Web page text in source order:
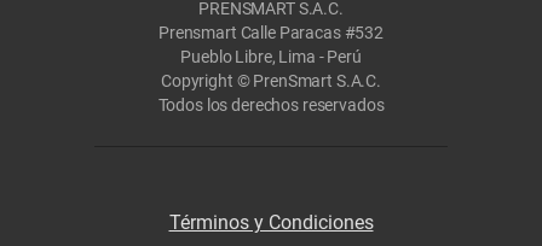
PRENSMART S.A.C.
Prensmart Calle Paracas #532
Pueblo Libre, Lima - Perú
Copyright © PrenSmart S.A.C.
Todos los derechos reservados
Términos y Condiciones